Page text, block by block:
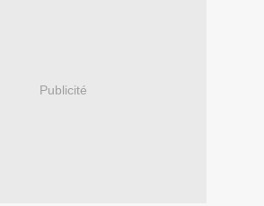
Publicité